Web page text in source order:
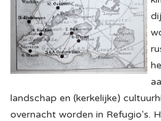
landschap en (kerkelijke)
overnacht worden in Refugio's.